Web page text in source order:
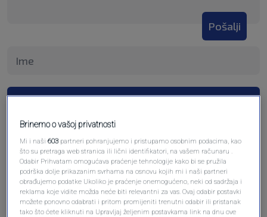
Pošalji
Pošalji komentar
Brinemo o vašoj privatnosti
Mi i naši603 partneri pohranjujemo i pristupamo osobnim podacima, kao
što su pretraga web stranica ili lični identifikatori, na vašem računaru .
Odabir Prihvatam omogućava praćenje tehnologije kako bi se pružila
podrška dolje prikazanim svrhama na osnovu kojih mi i naši partneri
obrađujemo podatke Ukoliko je praćenje onemogućeno, neki od sadržaja i
reklama koje vidite možda neće biti relevantni za vas. Ovaj odabir postavki
možete ponovno odabrati i pritom promijeniti trenutni odabir ili pristanak
tako što ćete kliknuti na Upravljaj željenim postavkama link na dnu ove